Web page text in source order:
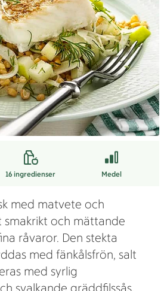
16 ingredienser Medel
med matvete och
och mättande
råvaror. Den stekta
med fänkålsfrön, salt
med syrlig
svalkande gräddfilssås,